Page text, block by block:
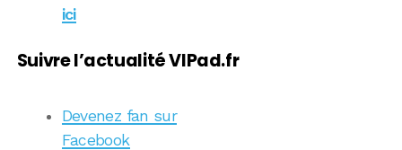
ici
Suivre l’actualité VIPad.fr
Devenez fan sur
Facebook